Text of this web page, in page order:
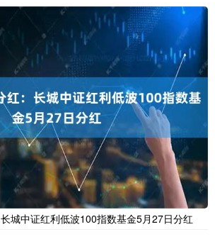
城中证红利低波100指数基金5月27日分红